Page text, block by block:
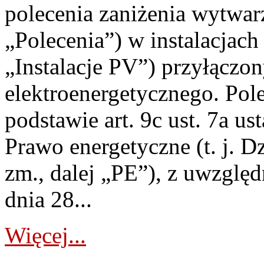
polecenia zaniżenia
„Polecenia”) w
„Instalacje PV”)
elektroenergetycznego.
podstawie art. 9c ust. 7a
Prawo energetyczne (t. j.
zm., dalej „PE”), z
dnia 28...
Więcej...